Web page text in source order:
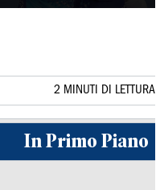
2 MINUTI DI LETTURA
In Primo Piano